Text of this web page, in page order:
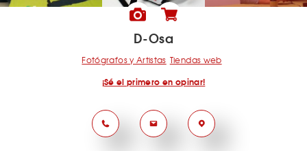
D-Osa
Fotógrafos y Artistas Tiendas web
¡Sé el primero en opinar!